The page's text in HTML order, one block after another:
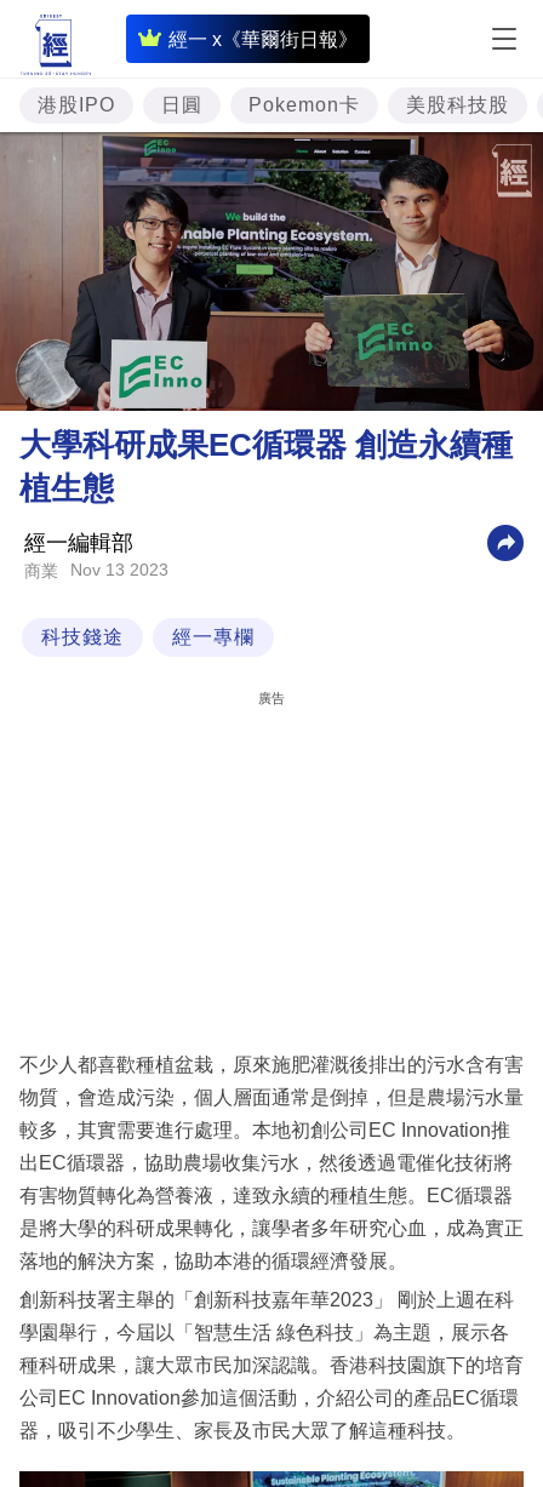
經一 x《華爾街日報》
即
時
財
經
專
題
投
資
樓
市
理
財
科
區
港股IPO 日圓 Pokemon卡 美股科技股
大學科研成果EC循環器 創造永續種
植生態
經一編輯部
商業 Nov 13 2023
科技錢途 經一專欄
廣告
不少人都喜歡種植盆栽，原來施肥灌溉後排出的污水含有害
物質，會造成污染，個人層面通常是倒掉，但是農場污水量
較多，其實需要進行處理。本地初創公司EC Innovation推
出EC循環器，協助農場收集污水，然後透過電催化技術將
有害物質轉化為營養液，達致永續的種植生態。EC循環器
是將大學的科研成果轉化，讓學者多年研究心血，成為實正
落地的解決方案，協助本港的循環經濟發展。
創新科技署主舉的「創新科技嘉年華2023」 剛於上週在科
學園舉行，今屆以「智慧生活 綠色科技」為主題，展示各
種科研成果，讓大眾市民加深認識。香港科技園旗下的培育
公司EC Innovation參加這個活動，介紹公司的產品EC循環
器，吸引不少學生、家長及市民大眾了解這種科技。